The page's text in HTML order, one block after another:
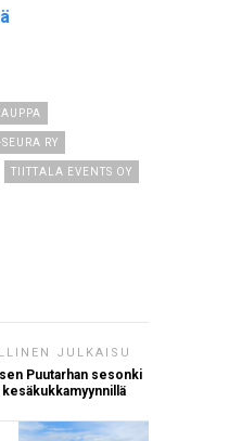
RY
TIITTALA EVENTS OY
JULKAISU
Puutarhan sesonki